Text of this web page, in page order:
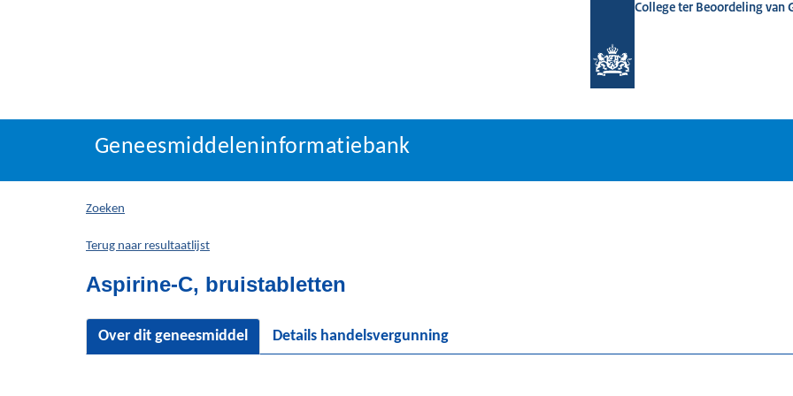
College ter Beoordeling van
Geneesmiddeleninformatiebank
U
hier:
Geneesmiddeleninformatiebank
Zoeken
Terug naar resultaatlijst
Aspirine-C, bruistabletten
Over dit geneesmiddel Details handelsvergunning